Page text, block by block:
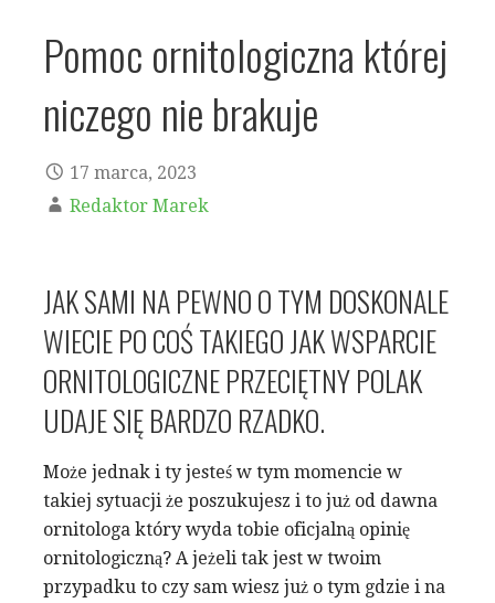
Pomoc ornitologiczna której
niczego nie brakuje
17 marca, 2023
Redaktor Marek
JAK SAMI NA PEWNO O TYM DOSKONALE
WIECIE PO COŚ TAKIEGO JAK WSPARCIE
ORNITOLOGICZNE PRZECIĘTNY POLAK
UDAJE SIĘ BARDZO RZADKO.
Może jednak i ty jesteś w tym momencie w
takiej sytuacji że poszukujesz i to już od dawna
ornitologa który wyda tobie oficjalną opinię
ornitologiczną? A jeżeli tak jest w twoim
przypadku to czy sam wiesz już o tym gdzie i na